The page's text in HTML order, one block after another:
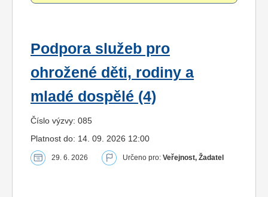
Podpora služeb pro
ohrožené děti, rodiny a
mladé dospělé (4)
Číslo výzvy: 085
Platnost do: 14. 09. 2026 12:00
29. 6. 2026 Určeno pro: Veřejnost, Žadatel